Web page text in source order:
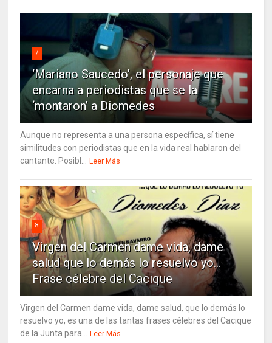
7
‘Mariano Saucedo’, el personaje que
encarna a periodistas que se la
‘montaron’ a Diomedes
Aunque no representa a una persona específica, sí tiene
similitudes con periodistas que en la vida real hablaron del
cantante. Posibl...
Leer Más
8
Virgen del Carmen dame vida, dame
salud que lo demás lo resuelvo yo…
Frase célebre del Cacique
Virgen del Carmen dame vida, dame salud, que lo demás lo
resuelvo yo, es una de las tantas frases célebres del Cacique
de la Junta para...
Leer Más